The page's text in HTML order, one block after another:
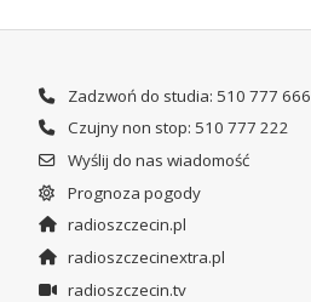
Zadzwoń do studia: 510 777 666
Czujny non stop: 510 777 222
Wyślij do nas wiadomość
Prognoza pogody
radioszczecin.pl
radioszczecinextra.pl
radioszczecin.tv